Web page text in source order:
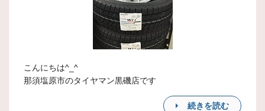
こんにちは^_^
那須塩原市のタイヤマン黒磯店です
続きを読む